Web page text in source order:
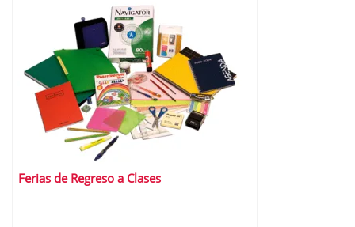
Ferias de Regreso a Clases